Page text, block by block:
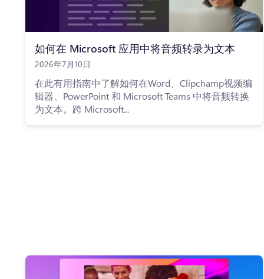
如何在 Microsoft 应用中将音频转录为文本
2026年7月10日
在此有用指南中了解如何在Word、Clipchamp视频编
辑器、PowerPoint 和 Microsoft Teams 中将音频转换
为文本。跨 Microsoft...